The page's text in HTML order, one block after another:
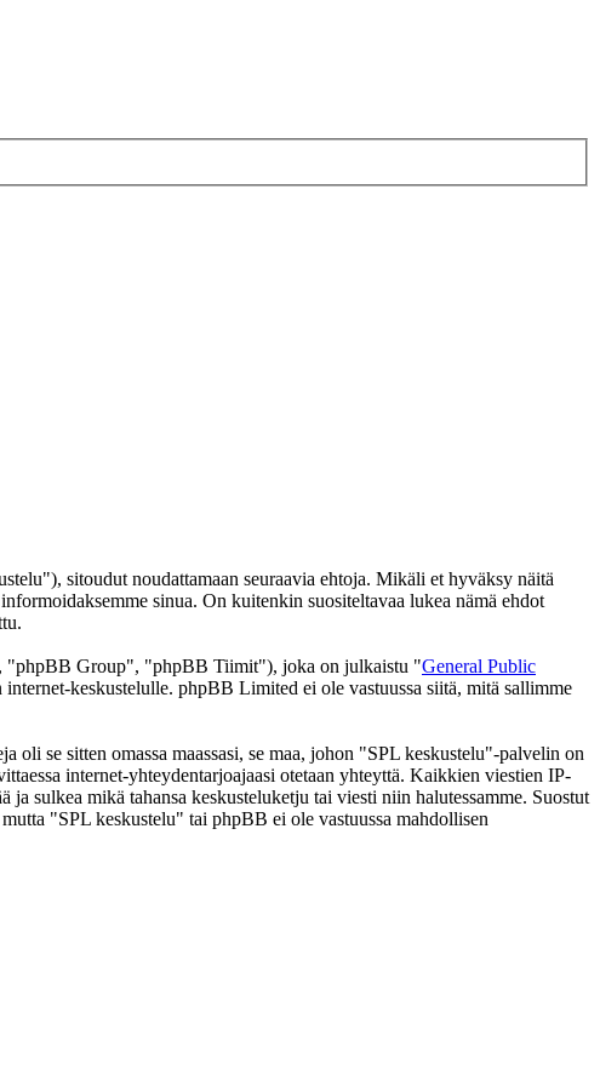
sitoudut noudattamaan seuraavia ehtoja. Mikäli et hyväksy näitä
sinua. On kuitenkin suositeltavaa lukea nämä ehdot
"phpBB Group", "phpBB Tiimit"), joka on julkaistu "General Public
keskustelulle. phpBB Limited ei ole vastuussa siitä, mitä sallimme
oli se sitten omassa maassasi, se maa, johon "SPL keskustelu"-palvelin on
internet-yhteydentarjoajaasi otetaan yhteyttä. Kaikkien viestien IP-
sulkea mikä tahansa keskusteluketju tai viesti niin halutessamme. Suostut
"SPL keskustelu" tai phpBB ei ole vastuussa mahdollisen